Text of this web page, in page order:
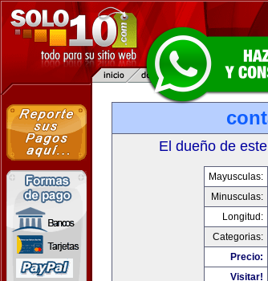
El dueño de
Mayusculas:
Minusculas:
Longitud:
Categorias:
Precio:
Visitar!